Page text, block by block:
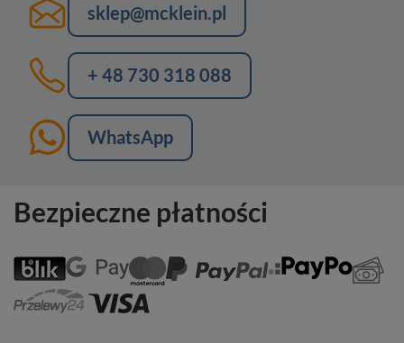
sklep@mcklein.pl
+ 48 730 318 088
WhatsApp
Bezpieczne płatności